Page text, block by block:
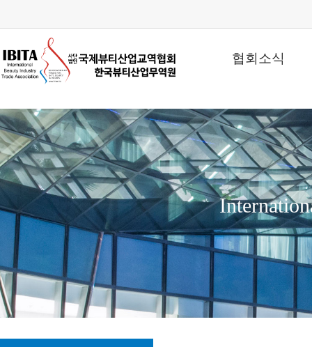
협회소식